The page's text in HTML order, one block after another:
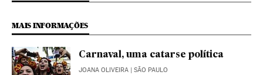
MAIS INFORMAÇÕES
Carnaval, uma catarse política
JOANA OLIVEIRA | SÃO PAULO